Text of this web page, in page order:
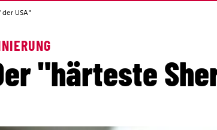
USA"
"härteste